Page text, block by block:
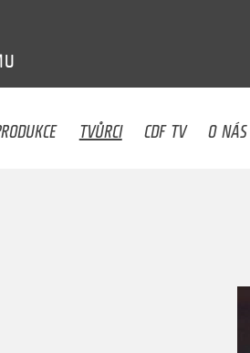
TVŮRCI CDF TV O NÁS